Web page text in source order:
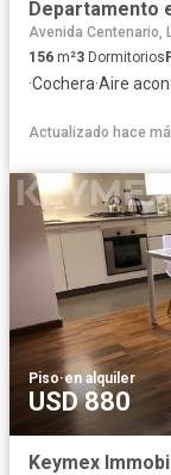
Departamento
Avenida Centenario,
156 m²3 Dormitorios
·Cochera·Aire
Actualizado hace
Piso·en alquiler
USD 880
Keymex